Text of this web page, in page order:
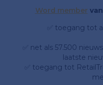
Word member
✅ toegang tot
✅ net als 57.500
laatste
✅ toegang tot